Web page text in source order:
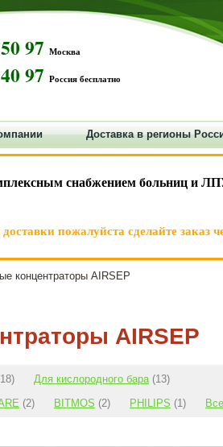
97 Москва
97 Россия бесплатно
Доставка в регионы
снабжением больниц и
пожалуйста сделайте заказ
концентраторы AIRSEP
AIRSEP
Для кислородного бара (13)
(2) BITMOS (2) PHILIPS (1)